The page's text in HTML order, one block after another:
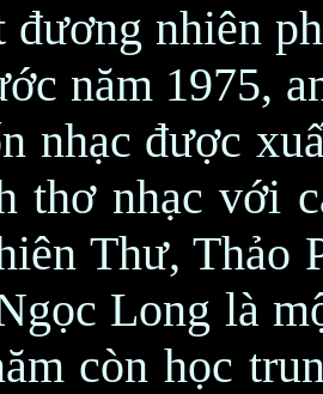
đương nhiên
năm 1975,
nhạc được
thơ nhạc với
Thư, Thảo
Long là
còn học